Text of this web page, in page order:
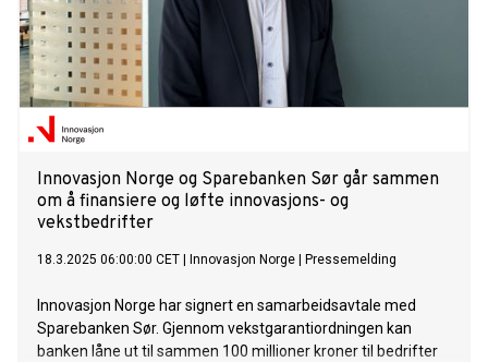
Innovasjon Norge og Sparebanken Sør går sammen
om å finansiere og løfte innovasjons- og
vekstbedrifter
18.3.2025 06:00:00 CET Innovasjon Norge Pressemelding
Innovasjon Norge har signert en samarbeidsavtale med
Sparebanken Sør. Gjennom vekstgarantiordningen kan
banken låne ut til sammen 100 millioner kroner til bedrifter